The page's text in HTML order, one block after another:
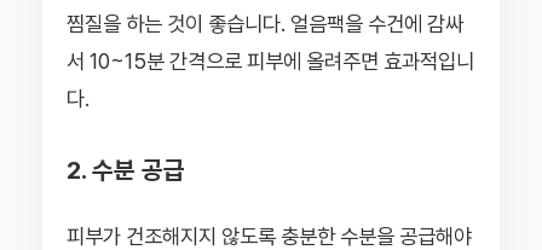
찜질을 하는 것이 좋습니다. 얼음팩을 수건에 감싸
서 10~15분 간격으로 피부에 올려주면 효과적입니
다.
2. 수분 공급
피부가 건조해지지 않도록 충분한 수분을 공급해야